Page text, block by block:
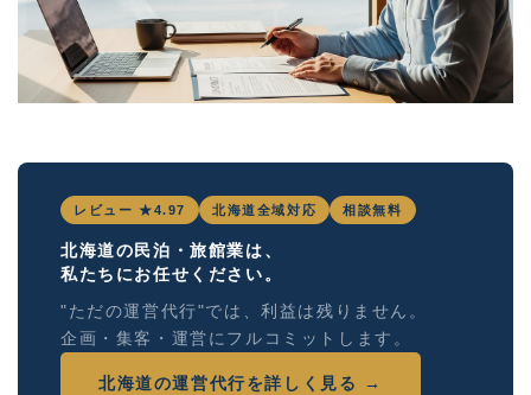
レビュー ★4.97 北海道全域対応 相談無料
北海道の民泊・旅館業は、
私たちにお任せください。
"ただの運営代行"では、利益は残りません。
企画・集客・運営にフルコミットします。
北海道の運営代行を詳しく見る →